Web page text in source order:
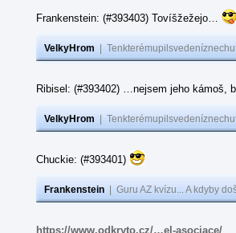
Frankenstein: (#393403) Tovíšžežejo…
VelkyHrom
Ribisel: (#393402) …nejsem jeho kámoš,
VelkyHrom
Chuckie: (#393401)
Frankenstein Guru AZ kvízu... A kdyby
https://www.odkryto.cz/…el-asociace/